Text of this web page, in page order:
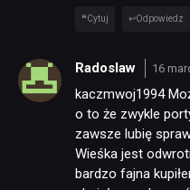
Cytuj Odpowiedz
Radoslaw 16
kaczmwoj1994
o to że zwykle
zawsze lubię
Wieśka jest
bardzo fajna